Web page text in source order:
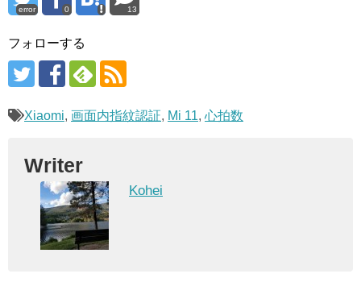
error 0 13
フォローする
Xiaomi, 画面内指紋認証, Mi 11, 心拍数
Writer
Kohei